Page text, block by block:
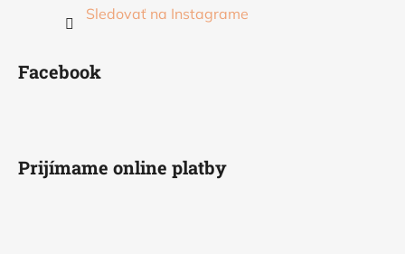
Sledovať na Instagrame
Facebook
Prijímame online platby